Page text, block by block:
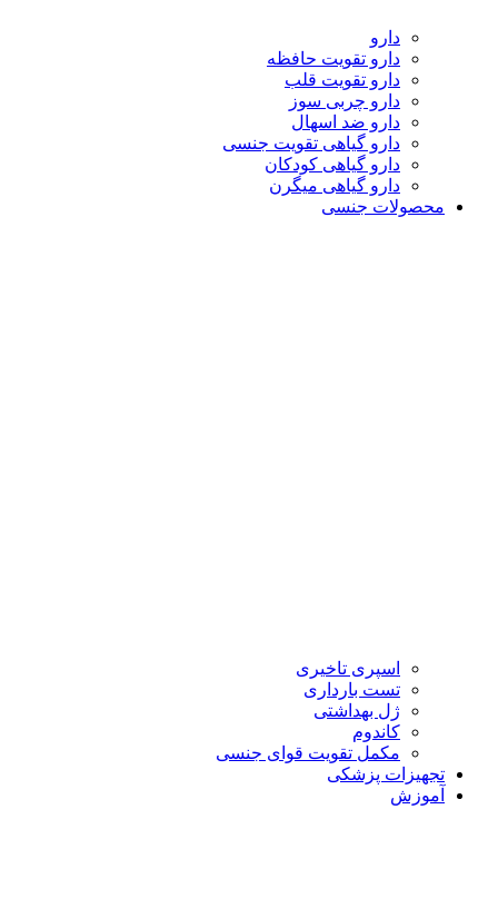
دارو
دارو تقویت حافظه
دارو تقویت قلب
دارو چربی سوز
دارو ضد اسهال
دارو گیاهی تقویت جنسی
دارو گیاهی کودکان
دارو گیاهی میگرن
محصولات جنسی
اسپری تاخیری
تست بارداری
ژل بهداشتی
کاندوم
مکمل تقویت قوای جنسی
تجهیزات پزشکی
آموزش